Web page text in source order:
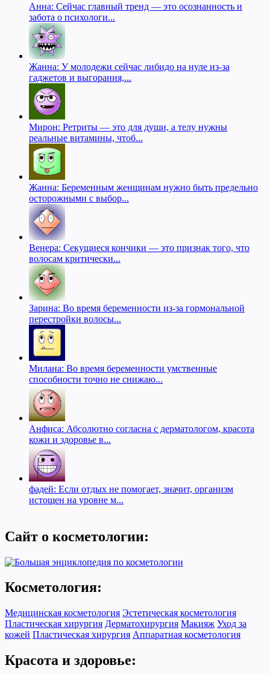
Анна: Сейчас главный тренд — это осознанность и
забота о психологи...
Жанна: У молодежи сейчас либидо на нуле из-за
гаджетов и выгорания,...
Мирон: Ретриты — это для души, а телу нужны
реальные витамины, чтоб...
Жанна: Беременным женщинам нужно быть предельно
осторожными с выбор...
Венера: Секущиеся кончики — это признак того, что
волосам критически...
Зарина: Во время беременности из-за гормональной
перестройки волосы...
Милана: Во время беременности умственные
способности точно не снижаю...
Анфиса: Абсолютно согласна с дерматологом, красота
кожи и здоровье в...
фадей: Если отдых не помогает, значит, организм
истощен на уровне м...
Сайт о косметологии:
Косметология:
Медицинская косметология Эстетическая косметология
Пластическая хирургия Дерматохирургия Макияж Уход за
кожей Пластическая хирургия Аппаратная косметология
Красота и здоровье: